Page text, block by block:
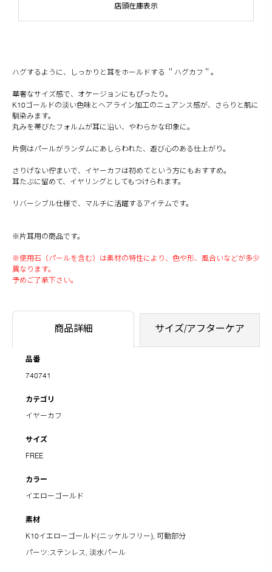
店頭在庫表示
ハグするように、しっかりと耳をホールドする ＂ハグカフ＂。
華奢なサイズ感で、オケージョンにもぴったり。
K10ゴールドの淡い色味とヘアライン加工のニュアンス感が、さらりと肌に
馴染みます。
丸みを帯びたフォルムが耳に沿い、やわらかな印象に。
片側はパールがランダムにあしらわれた、遊び心のある仕上がり。
さりげない佇まいで、イヤーカフは初めてという方にもおすすめ。
耳たぶに留めて、イヤリングとしてもつけられます。
リバーシブル仕様で、マルチに活躍するアイテムです。
※片耳用の商品です。
※使用石（パールを含む）は素材の特性により、色や形、風合いなどが多少
異なります。
予めご了承下さい。
商品詳細 サイズ/アフターケア
品番
740741
カテゴリ
イヤーカフ
サイズ
FREE
カラー
イエローゴールド
素材
K10イエローゴールド(ニッケルフリー), 可動部分
パーツ:ステンレス, 淡水パール